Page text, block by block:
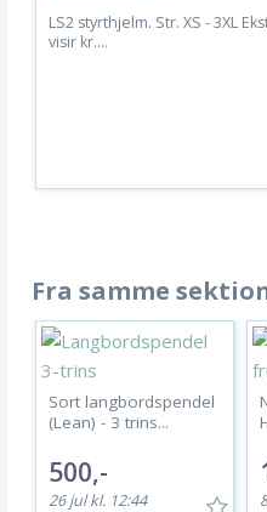
LS2 styrthjelm. Str. XS - 3XL
visir kr....
Fra samme
Sort langbordspendel
(Lean) - 3 trins...
500,-
26 jul kl. 12:44